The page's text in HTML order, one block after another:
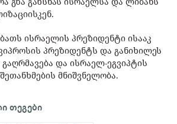
ისრაელის პრეზიდენტი ისააკ
პრეზიდენტს და განიხილეს
და ისრაელ-ეგვიპტის
მნიშვნელობა.
თეგები